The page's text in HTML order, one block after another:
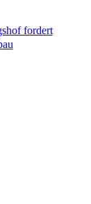
fordert